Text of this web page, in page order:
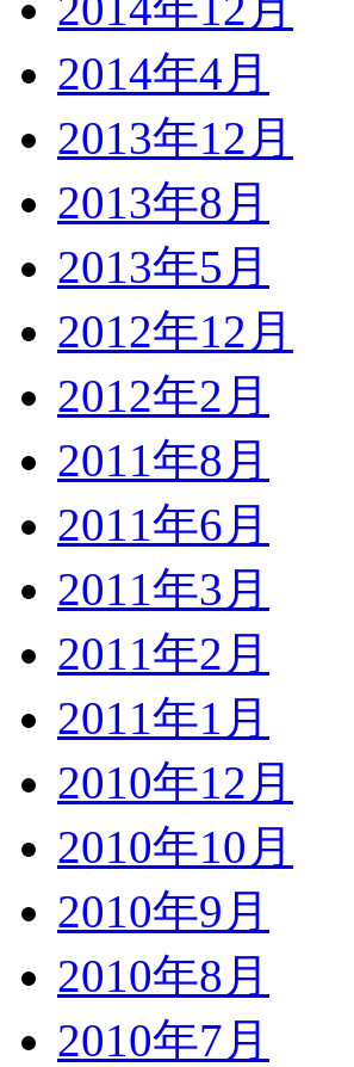
2014年4月
2013年12月
2013年8月
2013年5月
2012年12月
2012年2月
2011年8月
2011年6月
2011年3月
2011年2月
2011年1月
2010年12月
2010年10月
2010年9月
2010年8月
2010年7月